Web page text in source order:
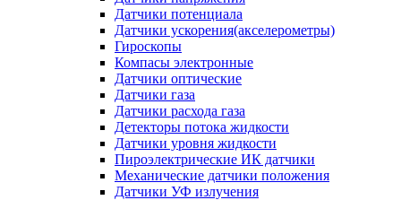
Датчики потенциала
Датчики ускорения(акселерометры)
Гироскопы
Компасы электронные
Датчики оптические
Датчики газа
Датчики расхода газа
Детекторы потока жидкости
Датчики уровня жидкости
Пироэлектрические ИК датчики
Механические датчики положения
Датчики УФ излучения